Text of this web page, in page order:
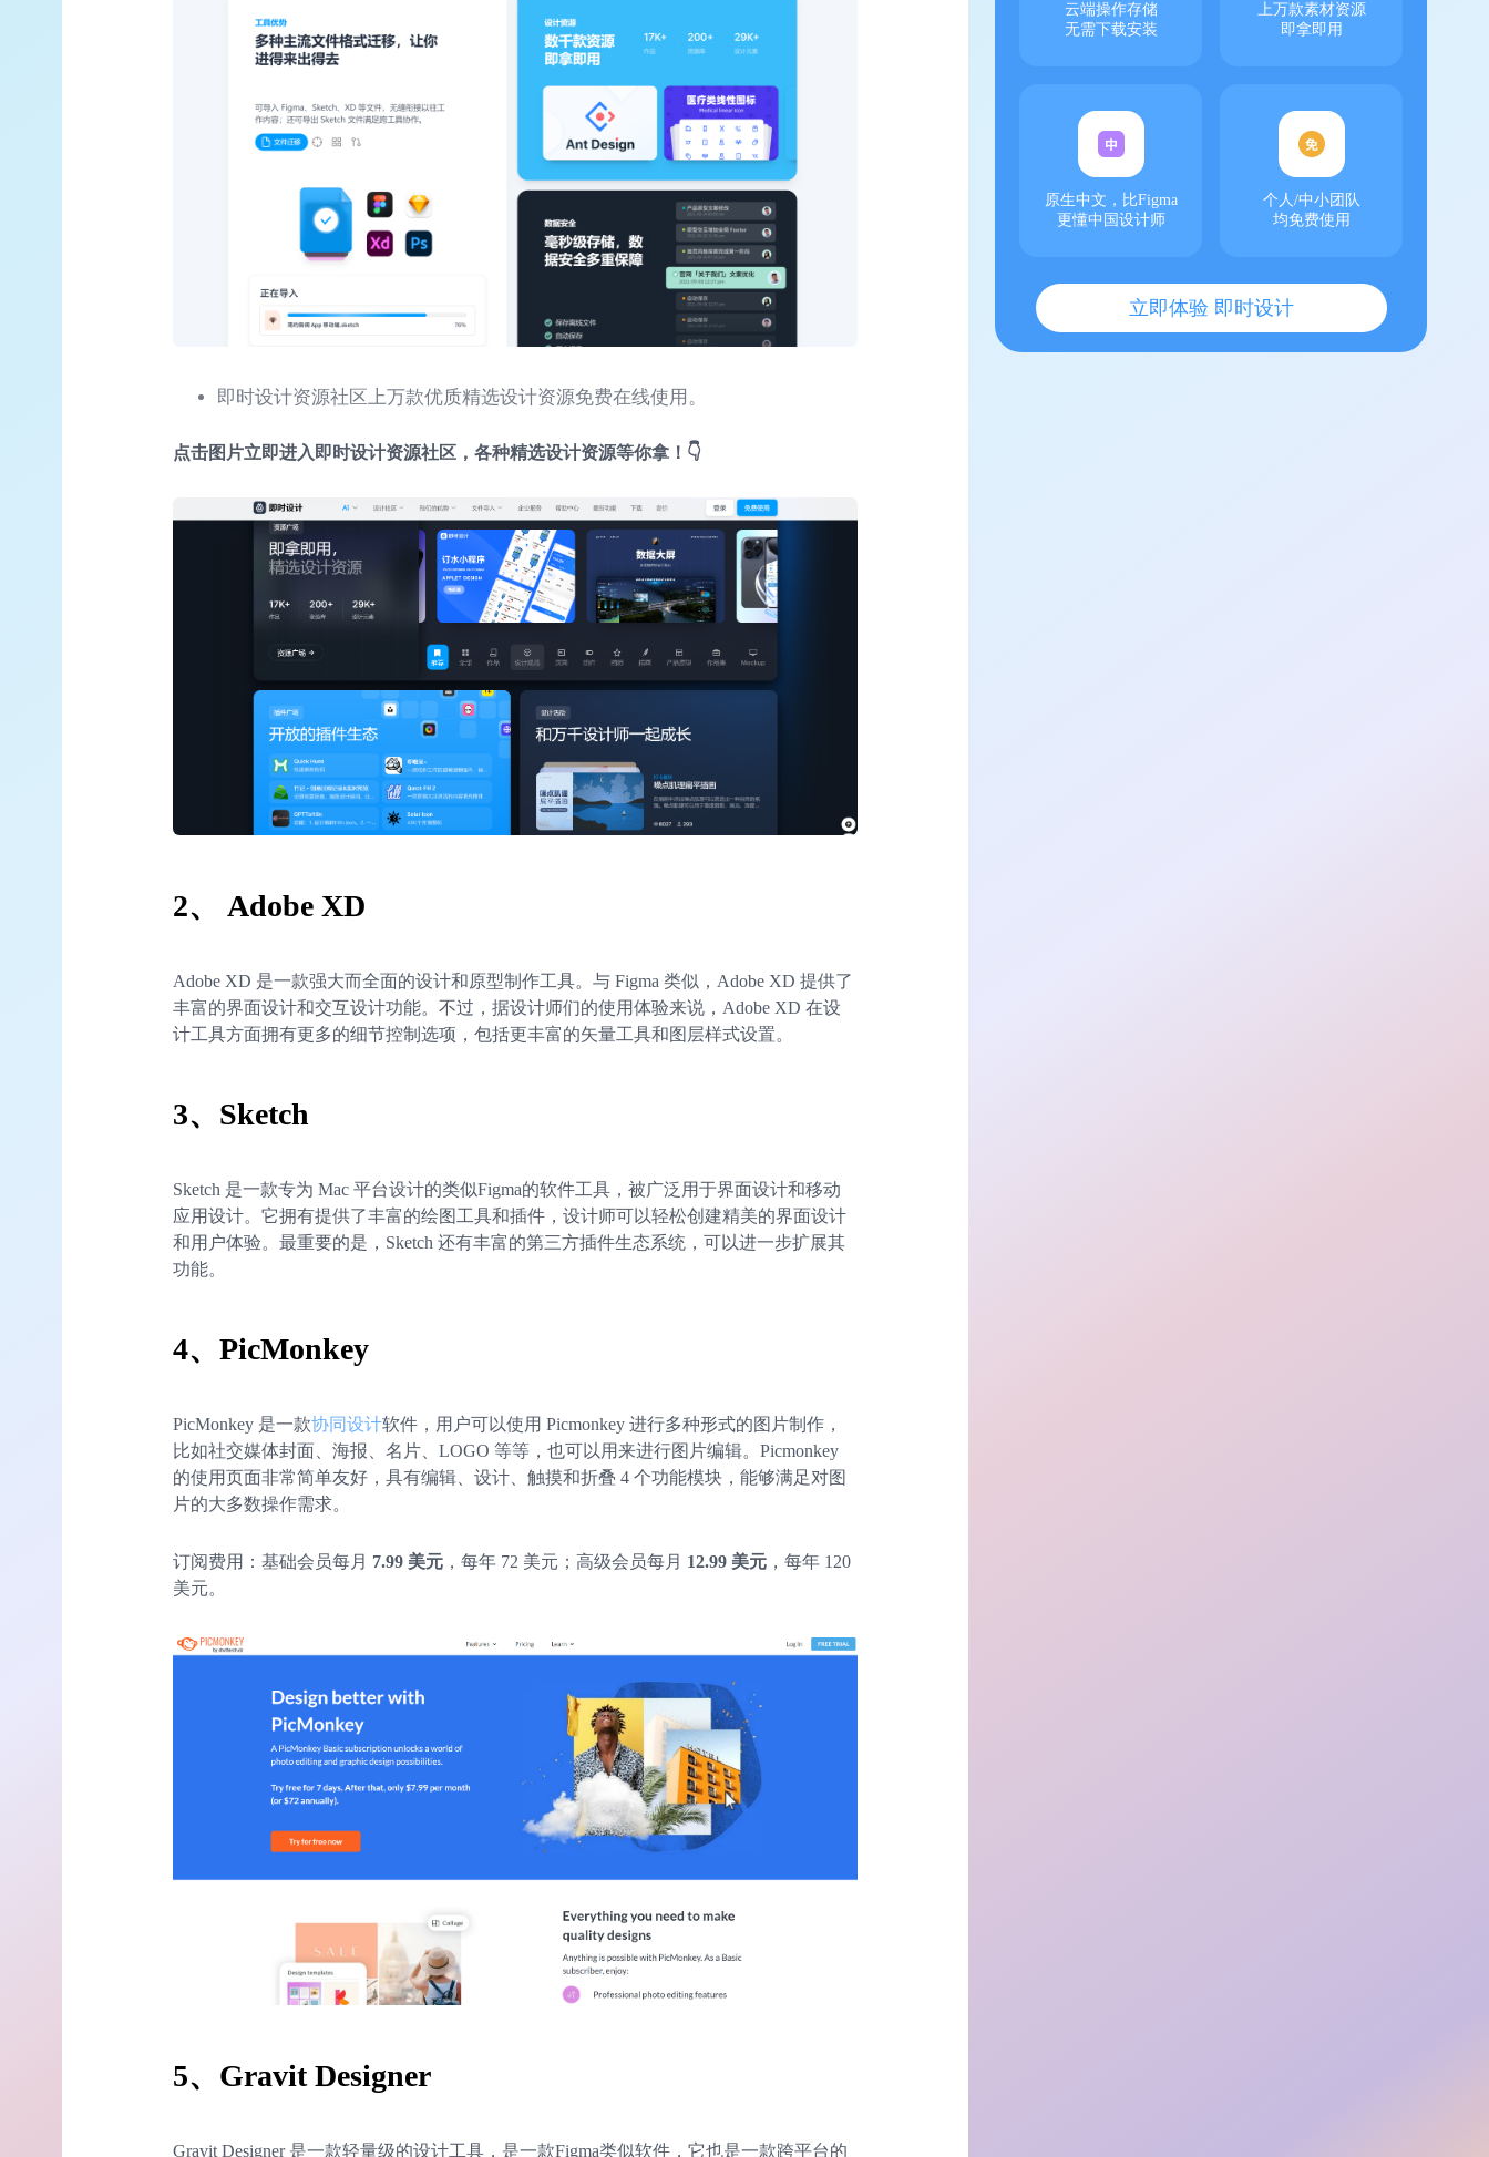
即时设计资源社区上万款优质精选设计资源免费在线使用。
点击图片立即进入即时设计资源社区，各种精选设计资源等你拿！👇
2、 Adobe XD
Adobe XD 是一款强大而全面的设计和原型制作工具。与 Figma 类似，Adobe XD 提供了
丰富的界面设计和交互设计功能。不过，据设计师们的使用体验来说，Adobe XD 在设
计工具方面拥有更多的细节控制选项，包括更丰富的矢量工具和图层样式设置。
3、Sketch
Sketch 是一款专为 Mac 平台设计的类似Figma的软件工具，被广泛用于界面设计和移动
应用设计。它拥有提供了丰富的绘图工具和插件，设计师可以轻松创建精美的界面设计
和用户体验。最重要的是，Sketch 还有丰富的第三方插件生态系统，可以进一步扩展其
功能。
4、PicMonkey
PicMonkey 是一款协同设计软件，用户可以使用 Picmonkey 进行多种形式的图片制作，
比如社交媒体封面、海报、名片、LOGO 等等，也可以用来进行图片编辑。Picmonkey
的使用页面非常简单友好，具有编辑、设计、触摸和折叠 4 个功能模块，能够满足对图
片的大多数操作需求。
订阅费用：基础会员每月 7.99 美元 ，每年 72 美元；高级会员每月 12.99 美元 ，每年 120
美元。
5、Gravit Designer
Gravit Designer 是一款轻量级的设计工具，是一款Figma类似软件，它也是一款跨平台的
云端操作存储
无需下载安装
上万款素材资源
即拿即用
原生中文，比Figma
更懂中国设计师
个人/中小团队
均免费使用
立即体验 即时设计